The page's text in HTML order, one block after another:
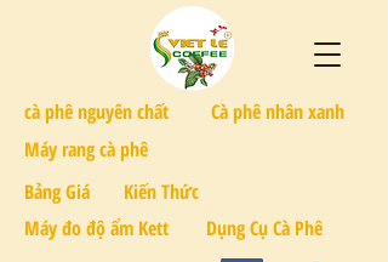
Bảng Giá
Dụng Cụ Cà Phê
Máy đo độ ẩm Kett
Kiến Thức
Cà phê nhân xanh
cà phê nguyên chất
Máy rang cà phê